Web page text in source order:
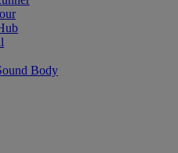
Body